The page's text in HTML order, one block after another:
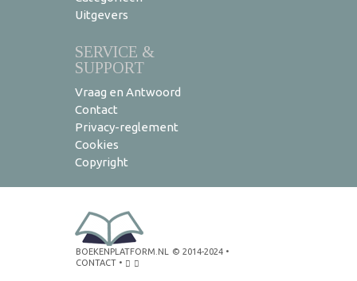
Uitgevers
SERVICE &
SUPPORT
Vraag en Antwoord
Contact
Privacy-reglement
Cookies
Copyright
BOEKENPLATFORM.NL © 2014-2024 •
CONTACT •